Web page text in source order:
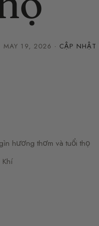
MAY 19, 2026 · CẬP
hương thơm và tuổi thọ